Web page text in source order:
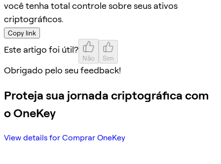
você tenha total controle sobre seus ativos
criptográficos.
Copy link
Este artigo foi útil?
Não Sim
Obrigado pelo seu feedback!
Proteja sua jornada criptográfica com
o OneKey
View details for Comprar OneKey